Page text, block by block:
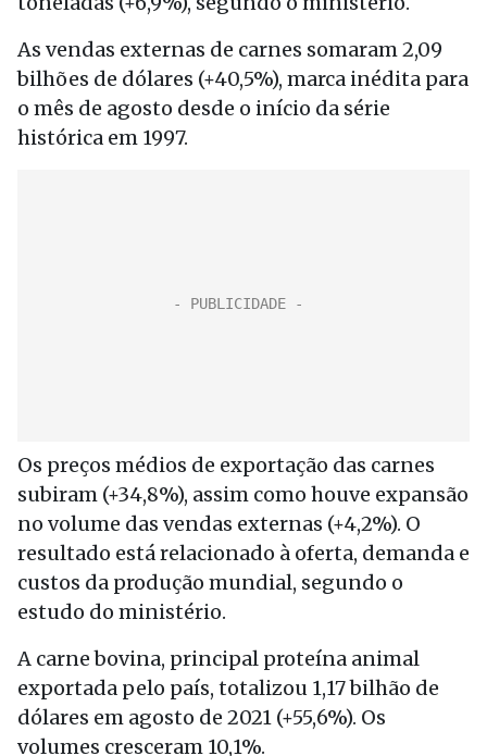
As vendas externas de carnes somaram 2,09
bilhões de dólares (+40,5%), marca inédita para
o mês de agosto desde o início da série
histórica em 1997.
Os preços médios de exportação das carnes
subiram (+34,8%), assim como houve expansão
no volume das vendas externas (+4,2%). O
resultado está relacionado à oferta, demanda e
custos da produção mundial, segundo o
estudo do ministério.
A carne bovina, principal proteína animal
exportada pelo país, totalizou 1,17 bilhão de
dólares em agosto de 2021 (+55,6%). Os
volumes cresceram 10,1%.